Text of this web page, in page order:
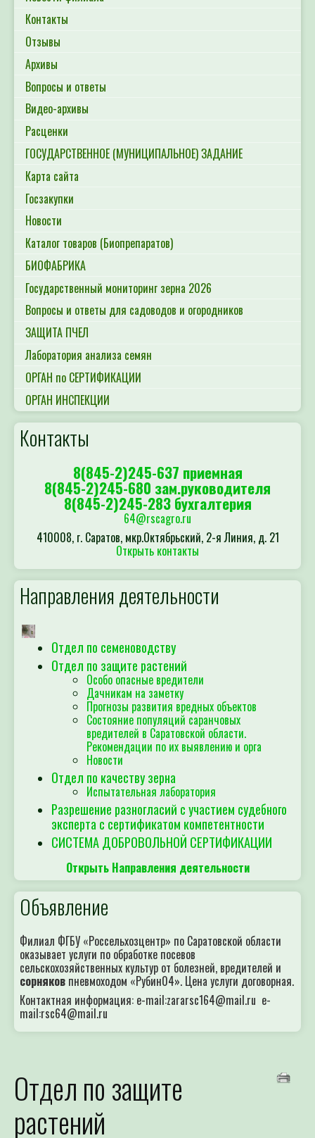
Контакты
Отзывы
Архивы
Вопросы и ответы
Видео-архивы
Расценки
ГОСУДАРСТВЕННОЕ (МУНИЦИПАЛЬНОЕ) ЗАДАНИЕ
Карта сайта
Госзакупки
Новости
Каталог товаров (Биопрепаратов)
БИОФАБРИКА
Государственный мониторинг зерна 2026
Вопросы и ответы для садоводов и огородников
ЗАЩИТА ПЧЕЛ
Лаборатория анализа семян
ОРГАН по СЕРТИФИКАЦИИ
ОРГАН ИНСПЕКЦИИ
Контакты
8(845-2)245-637 приемная
8(845-2)245-680 зам.руководителя
8(845-2)245-283 бухгалтерия
64@rscagro.ru
410008, г. Саратов, мкр.Октябрьский, 2-я Линия, д. 21
Открыть контакты
Направления деятельности
Отдел по семеноводству
Отдел по защите растений
Особо опасные вредители
Дачникам на заметку
Прогнозы развития вредных объектов
Состояние популяций саранчовых
вредителей в Саратовской области.
Рекомендации по их выявлению и орга
Новости
Отдел по качеству зерна
Испытательная лаборатория
Разрешение разногласий с участием судебного
эксперта с сертификатом компетентности
СИСТЕМА ДОБРОВОЛЬНОЙ СЕРТИФИКАЦИИ
Открыть Направления деятельности
Объявление
Филиал ФГБУ «Россельхозцентр» по Саратовской области
оказывает услуги по обработке посевов
сельскохозяйственных культур от болезней, вредителей и
сорняковпневмоходом «Рубин04». Цена услуги договорная.
Контактная информация: e-mail:zararsc164@mail.ru e-
mail:rsc64@mail.ru
Отдел по защите
растений